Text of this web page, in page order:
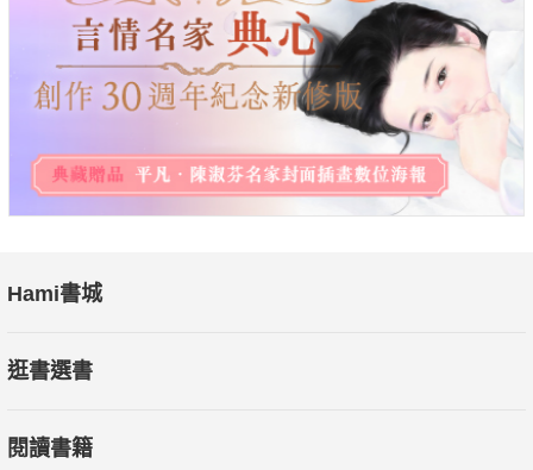
Hami書城
逛書選書
閱讀書籍